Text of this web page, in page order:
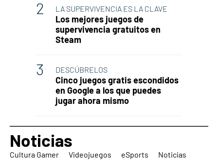
LA SUPERVIVENCIA ES LA CLAVE
Los mejores juegos de
supervivencia gratuitos en
Steam
DESCÚBRELOS
Cinco juegos gratis escondidos
en Google a los que puedes
jugar ahora mismo
Noticias
Cultura Gamer Videojuegos eSports
Noticias